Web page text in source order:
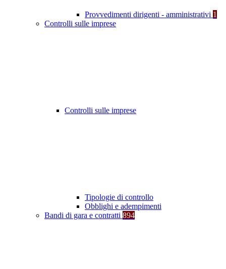
Provvedimenti dirigenti - amministrativi 1
Controlli sulle imprese
Controlli sulle imprese
Tipologie di controllo
Obblighi e adempimenti
Bandi di gara e contratti 894